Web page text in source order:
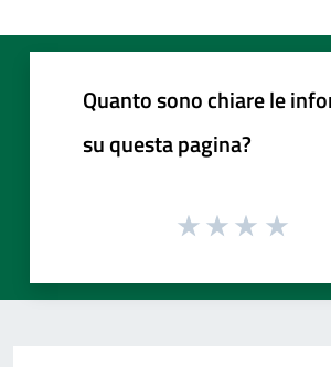
Quanto sono chiare le
su questa pagina?